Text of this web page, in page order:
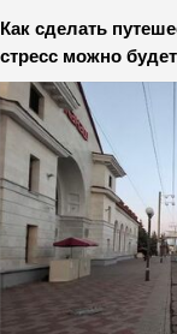
Как сделать
стресс можно